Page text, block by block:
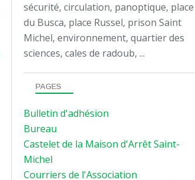
sécurité, circulation, panoptique, place
du Busca, place Russel, prison Saint
Michel, environnement, quartier des
sciences, cales de radoub, ...
PAGES
Bulletin d'adhésion
Bureau
Castelet de la Maison d'Arrêt Saint-
Michel
Courriers de l'Association